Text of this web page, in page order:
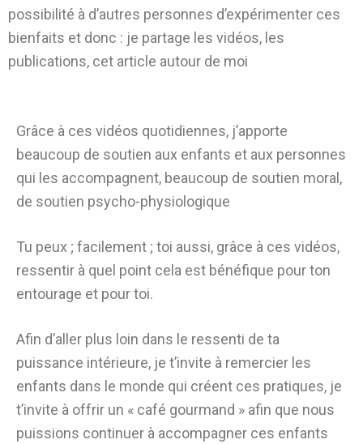
possibilité à d’autres personnes d’expérimenter ces
bienfaits et donc : je partage les vidéos, les
publications, cet article autour de moi
Grâce à ces vidéos quotidiennes, j’apporte
beaucoup de soutien aux enfants et aux personnes
qui les accompagnent, beaucoup de soutien moral,
de soutien psycho-physiologique
Tu peux ; facilement ; toi aussi, grâce à ces vidéos,
ressentir à quel point cela est bénéfique pour ton
entourage et pour toi.
Afin d’aller plus loin dans le ressenti de ta
puissance intérieure, je t’invite à remercier les
enfants dans le monde qui créent ces pratiques, je
t’invite à offrir un « café gourmand » afin que nous
puissions continuer à accompagner ces enfants